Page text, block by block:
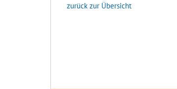
zurück zur Übersicht